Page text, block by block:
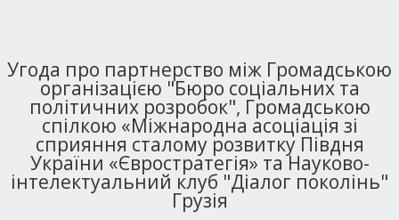
Угода про партнерство між Громадською
організацією "Бюро соціальних та
політичних розробок", Громадською
спілкою «Міжнародна асоціація зі
сприяння сталому розвитку Півдня
України «Євростратегія» та Науково-
інтелектуальний клуб "Діалог поколінь"
Грузія